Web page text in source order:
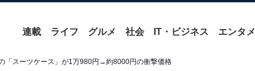
連載 ライフ グルメ 社会 IT・ビジネス エンタメ
「スーツケース」が1万980円→約8000円の衝撃価格